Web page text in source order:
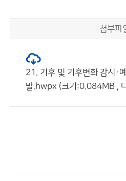
첨부파
21. 기후 및 기후변화 감시·
발.hwpx (크기:0.084MB ,